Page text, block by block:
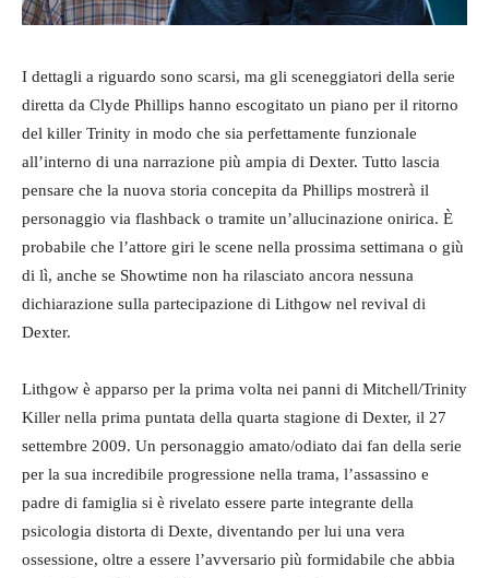
I dettagli a riguardo sono scarsi, ma gli sceneggiatori della serie
diretta da Clyde Phillips hanno escogitato un piano per il ritorno
del killer Trinity in modo che sia perfettamente funzionale
all’interno di una narrazione più ampia di Dexter. Tutto lascia
pensare che la nuova storia concepita da Phillips mostrerà il
personaggio via flashback o tramite un’allucinazione onirica. È
probabile che l’attore giri le scene nella prossima settimana o giù
di lì, anche se Showtime non ha rilasciato ancora nessuna
dichiarazione sulla partecipazione di Lithgow nel revival di
Dexter.
Lithgow è apparso per la prima volta nei panni di Mitchell/Trinity
Killer nella prima puntata della quarta stagione di Dexter, il 27
settembre 2009. Un personaggio amato/odiato dai fan della serie
per la sua incredibile progressione nella trama, l’assassino e
padre di famiglia si è rivelato essere parte integrante della
psicologia distorta di Dexte, diventando per lui una vera
ossessione, oltre a essere l’avversario più formidabile che abbia